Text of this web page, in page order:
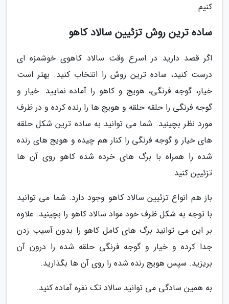
کنیم.
ساده ترین روش تزئیین سالاد کاهو
اگر قصد دارید در اسرع وقت سالاد کاهوی خوشمزه ای
درست کنید، ساده ترین روش را انتخاب کنید. بهتر است
خیار، گوجه فرنگی، هویج و کاهو را آماده نمایید. خیار و
گوجه فرنگی را حلقه حلقه و هویج ها را رنده کرده و در ظرف
مورد نظر بچینید. شما می توانید به ساده ترین شکل حلقه
های خیار و گوجه فرنگی را کنار هم چیده و هویج های رنده
شده را همراه با برگ های خرده شده کاهو روی آن ها
تزئیین کنید.
باز هم انواع تزئیین سالاد کاهو وجود دارد. شما می توانید
با توجه به شکل ظرف خود مواد سالاد کاهو را بچینید. علاوه
بر این می توانید برگ های کامل کاهو را بدون آسیب زدن
جدا کرده و خیار و گوجه فرنگی حلقه شده را درون آن
بریزید. سپس هویج رنده شده را روی آن ها بگذارید.
به همین سادگی می توانید سالاد تک نفره آماده کنید.